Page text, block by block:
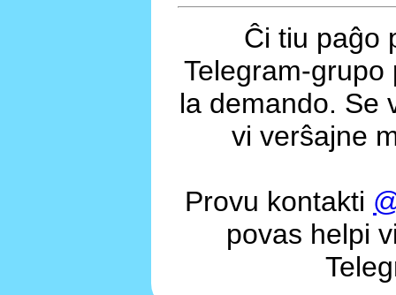
Ĉi tiu paĝo
Telegram-
la demando. Se
vi verŝajne
Provu kontakti
povas helpi